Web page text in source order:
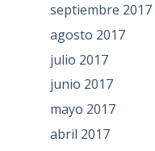
septiembre 2017
agosto 2017
julio 2017
junio 2017
mayo 2017
abril 2017